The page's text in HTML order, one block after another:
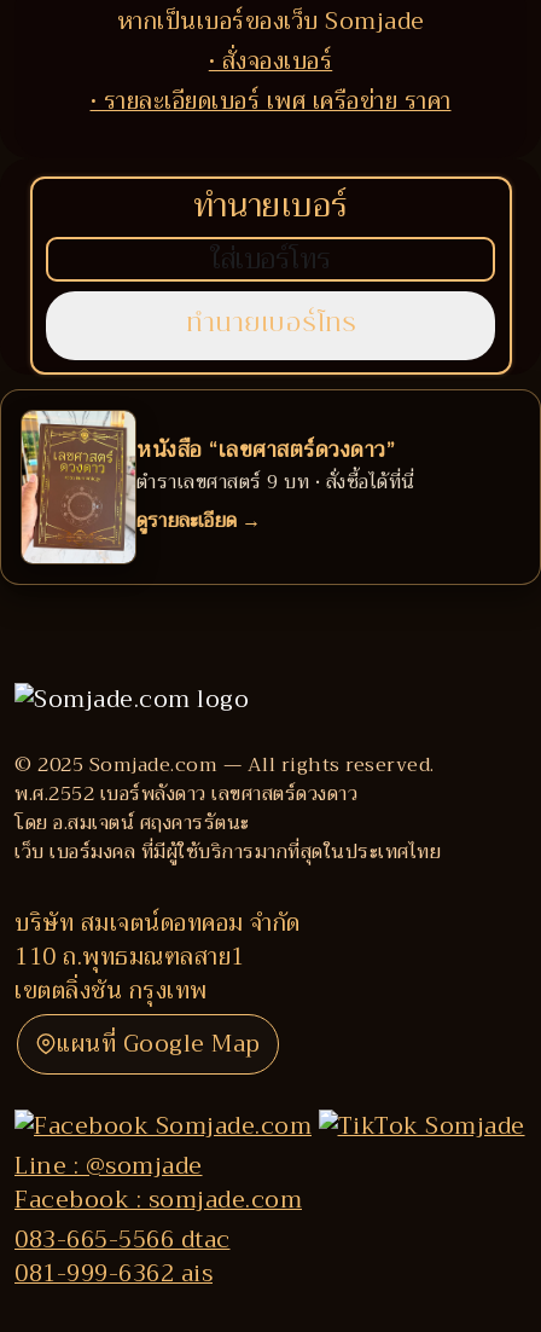
หากเป็นเบอร์ของเว็บ Somjade
• สั่งจองเบอร์
• รายละเอียดเบอร์ เพศ เครือข่าย ราคา
ทำนายเบอร์
หนังสือ “เลขศาสตร์ดวงดาว”
ตำราเลขศาสตร์ 9 บท • สั่งซื้อได้ที่นี่
ดูรายละเอียด →
© 2025 Somjade.com — All rights reserved.
พ.ศ.2552 เบอร์พลังดาว เลขศาสตร์ดวงดาว
โดย อ.สมเจตน์ ศฤงคารรัตนะ
เว็บ เบอร์มงคล ที่มีผู้ใช้บริการมากที่สุดในประเทศไทย
บริษัท สมเจตน์ดอทคอม จำกัด
110 ถ.พุทธมณฑลสาย1
เขตตลิ่งชัน กรุงเทพ
แผนที่ Google Map
Line : @somjade
Facebook : somjade.com
083-665-5566 dtac
081-999-6362 ais